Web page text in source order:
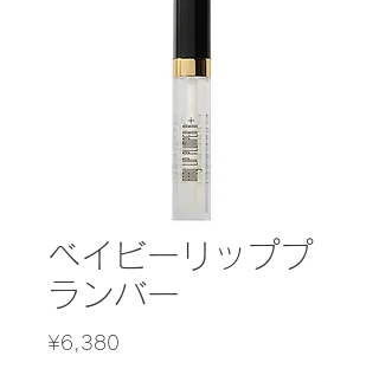
ベイビーリッププ
ランバー
¥6,380